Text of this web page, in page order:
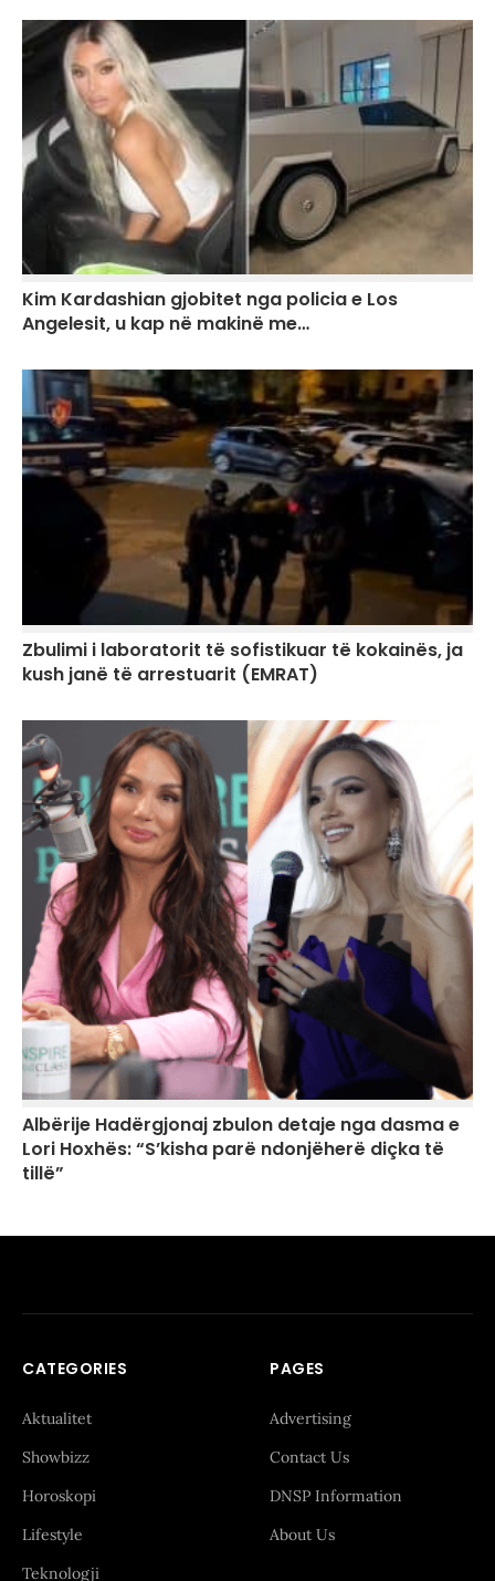
Kim Kardashian gjobitet nga policia e Los
Angelesit, u kap në makinë me…
Zbulimi i laboratorit të sofistikuar të kokainës, ja
kush janë të arrestuarit (EMRAT)
Albërije Hadërgjonaj zbulon detaje nga dasma e
Lori Hoxhës: “S’kisha parë ndonjëherë diçka të
tillë”
CATEGORIES
Aktualitet
Showbizz
Horoskopi
Lifestyle
Teknologji
PAGES
Advertising
Contact Us
DNSP Information
About Us